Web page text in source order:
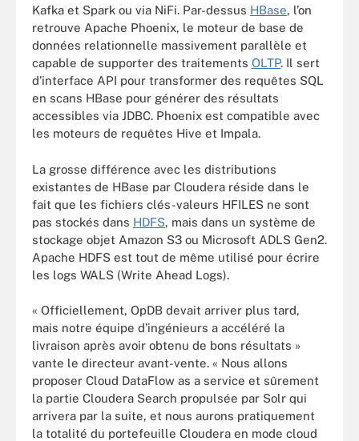
Kafka et Spark ou via NiFi. Par-dessus HBase, l’on
retrouve Apache Phoenix, le moteur de base de
données relationnelle massivement parallèle et
capable de supporter des traitements OLTP. Il sert
d’interface API pour transformer des requêtes SQL
en scans HBase pour générer des résultats
accessibles via JDBC. Phoenix est compatible avec
les moteurs de requêtes Hive et Impala.
La grosse différence avec les distributions
existantes de HBase par Cloudera réside dans le
fait que les fichiers clés-valeurs HFILES ne sont
pas stockés dans HDFS, mais dans un système de
stockage objet Amazon S3 ou Microsoft ADLS Gen2.
Apache HDFS est tout de même utilisé pour écrire
les logs WALS (Write Ahead Logs).
« Officiellement, OpDB devait arriver plus tard,
mais notre équipe d’ingénieurs a accéléré la
livraison après avoir obtenu de bons résultats »
vante le directeur avant-vente. « Nous allons
proposer Cloud DataFlow as a service et sûrement
la partie Cloudera Search propulsée par Solr qui
arrivera par la suite, et nous aurons pratiquement
la totalité du portefeuille Cloudera en mode cloud